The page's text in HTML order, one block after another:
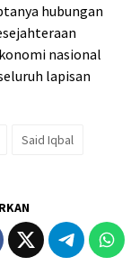
hubungan
nasional
lapisan
Said Iqbal